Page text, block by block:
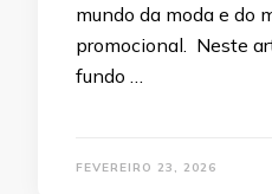
mundo da moda e do
promocional. Neste
fundo …
FEVEREIRO 23, 2026